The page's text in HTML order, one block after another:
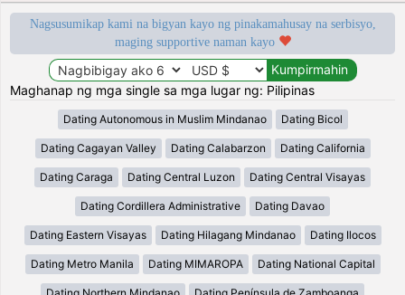
Nagsusumikap kami na bigyan kayo ng pinakamahusay na serbisyo,
maging supportive naman kayo
Maghanap ng mga single sa mga lugar ng: Pilipinas
Dating Autonomous in Muslim Mindanao Dating Bicol
Dating Cagayan Valley Dating Calabarzon Dating California
Dating Caraga Dating Central Luzon Dating Central Visayas
Dating Cordillera Administrative Dating Davao
Dating Eastern Visayas Dating Hilagang Mindanao Dating Ilocos
Dating Metro Manila Dating MIMAROPA Dating National Capital